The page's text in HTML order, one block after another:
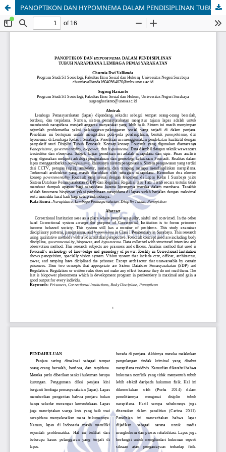
PANOPTIKON DAN HYPOMNEMA DALAM PENDISIPLINAN TUBUH NARAPIDANA LEMBAGA PEMASYARAKATAN